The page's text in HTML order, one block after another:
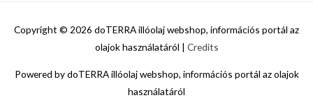
Copyright © 2026 doTERRA illóolaj webshop, információs portál az
olajok használatáról | Credits
Powered bydoTERRA illóolaj webshop, információs portál az olajok
használatáról